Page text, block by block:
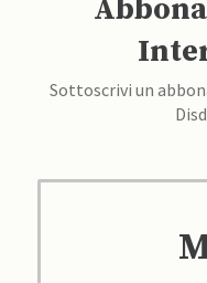
Sottoscrivi un